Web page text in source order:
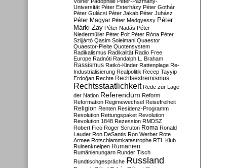
Universität Péter Esterházy Péter Gothár
Péter Gulácsi Péter Jakab Péter Juhász
Péter Magyar Péter Medgyessy Péter
Márki-Zay Péter Nadás Péter
Niedermüller Péter Polt Péter Róna Péter
Szijjártó Qasim Soleimani Quaestor
Quaestor-Pleite Quotensystem
Radikalismus Radikalität Radio Free
Europe Radnóti Randalph L. Braham
Rassismus Ratkó-Kinder Rattenplage Re-
Industrialisierung Realpolitik Recep Tayyip
Erdoğan Rechte Rechtsextremismus
Rechtsstaatlichkeit Rede zur Lage
der Nation Referendum Reform
Reformation Regimewechsel Reisefreiheit
Religion Renten Residenz-Programm
Resolution Rettungspaket Revolution
Revolution 1848 Rezession RMDSZ
Robert Fico Roger Scruton Roma Ronald
Lauder Ron DeSantis Ron Werber Rote
Armee Rotschlammkatastrophe RTL Klub
Ruinenkneipen Rumänien
Rumänienungarn Runder Tisch
Rundtischgespräche Russland